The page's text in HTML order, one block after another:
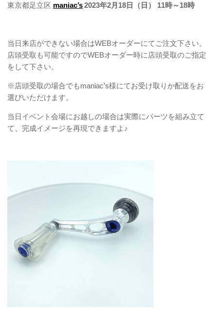
東京都足立区 maniac’s2023年2月18 日（日 ） 11時～18時
当日来店ができない場合はWEBオーダーにてご注文下さい。
店頭受取も可能ですのでWEBオーダー時に店頭受取のご指定
をして下さい。
※店頭受取の場合でもmaniac’s様にてお受け取りか配送をお
選びいただけます。
当日イベント会場にお越しの場合は実際にパーツを組み立て
て、完成イメージを再現できますよ♪